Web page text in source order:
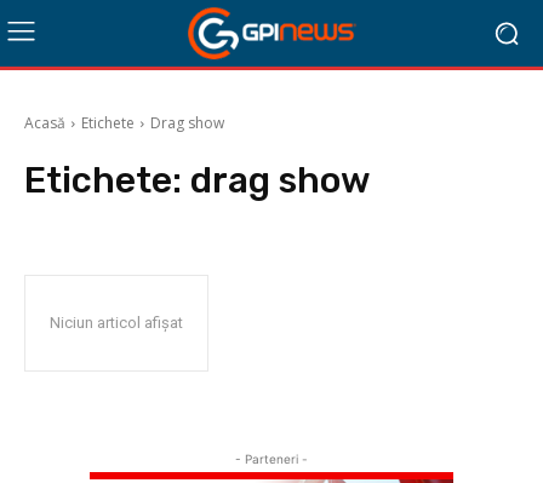
Acasă Etichete Drag show
Etichete: drag show
Niciun articol afișat
- Parteneri -